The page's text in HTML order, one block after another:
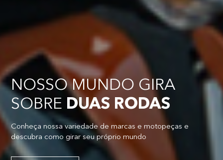
NOSSO MUNDO GIRA
SOBRE DUAS RODAS
Conheça nossa variedade de marcas e motopeças e
descubra como girar seu próprio mundo